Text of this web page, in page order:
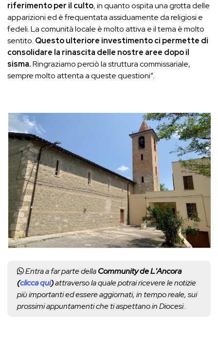
riferimento per il culto, in quanto ospita una grotta delle
apparizioni ed è frequentata assiduamente da religiosi e
fedeli. La comunità locale è molto attiva e il tema è molto
sentito. Questo ulteriore investimento ci permette di
consolidare la rinascita delle nostre aree dopo il
sisma.Ringraziamo perciò la struttura commissariale,
sempre molto attenta a queste questioni”.
Entra a far parte dellaCommunity de L'Ancora
(clicca qui)attraverso la quale potrai ricevere le notizie
più importanti ed essere aggiornati, in tempo reale, sui
prossimi appuntamenti che ti aspettano in Diocesi.